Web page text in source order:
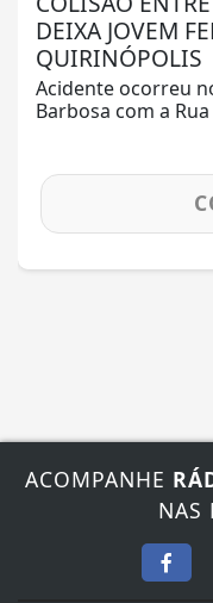
DEIXA JOVEM
QUIRINÓPOLIS
Acidente ocorreu
Barbosa com a
ACOMPANHE
NAS